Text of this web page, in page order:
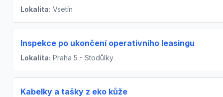
Lokalita: Vsetín
Inspekce po ukončení operativního leasingu
Lokalita: Praha 5 - Stodůlky
Kabelky a tašky z eko kůže